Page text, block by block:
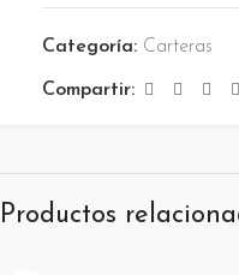
Categoría: Carteras
Compartir:
Productos